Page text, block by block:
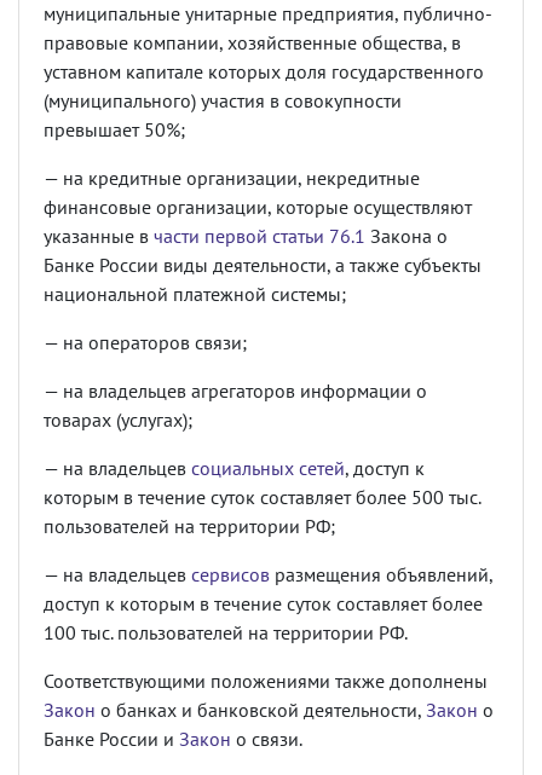
муниципальные унитарные предприятия, публично-
правовые компании, хозяйственные общества, в
уставном капитале которых доля государственного
(муниципального) участия в совокупности
превышает 50%;
— на кредитные организации, некредитные
финансовые организации, которые осуществляют
указанные в части первой статьи 76.1 Закона о
Банке России виды деятельности, а также субъекты
национальной платежной системы;
— на операторов связи;
— на владельцев агрегаторов информации о
товарах (услугах);
— на владельцев социальных сетей, доступ к
которым в течение суток составляет более 500 тыс.
пользователей на территории РФ;
— на владельцев сервисов размещения объявлений,
доступ к которым в течение суток составляет более
100 тыс. пользователей на территории РФ.
Соответствующими положениями также дополнены
Закон о банках и банковской деятельности, Закон о
Банке России и Закон о связи.